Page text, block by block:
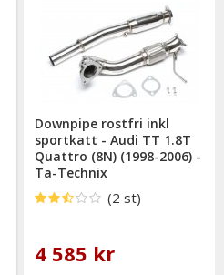
Downpipe rostfri inkl
sportkatt - Audi TT 1.8T
Quattro (8N) (1998-2006) -
Ta-Technix
(2 st)
4 585 kr